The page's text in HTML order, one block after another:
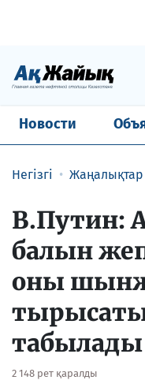
Новости
Негізгі Жаңалықтар
В.Путин:
балын
оны
табылады
2 148 рет қаралды